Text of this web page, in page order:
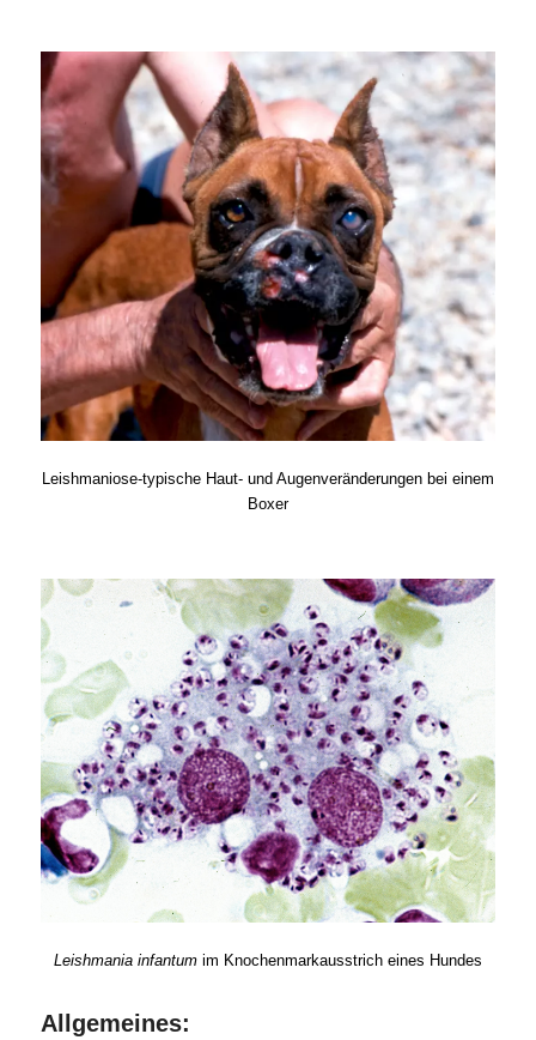
Leishmaniose-typische Haut- und Augenveränderungen bei einem
Boxer
Leishmania infantumim Knochenmarkausstrich eines Hundes
Allgemeines: